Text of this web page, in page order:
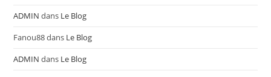
ADMIN dans Le Blog
Fanou88dans Le Blog
ADMIN dans Le Blog